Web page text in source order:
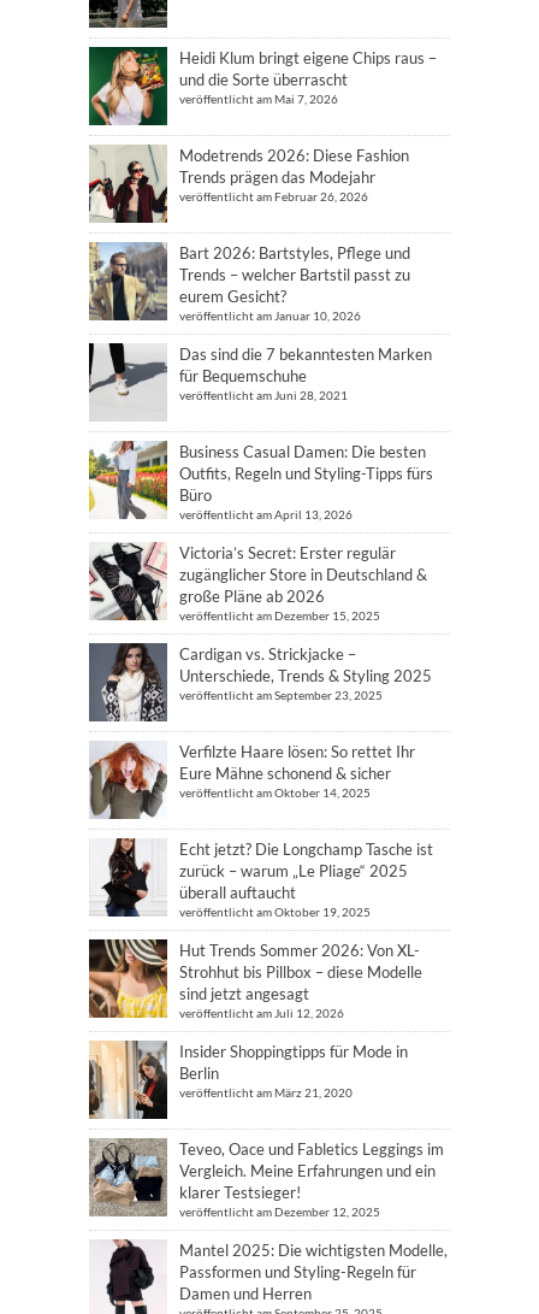
Heidi Klum bringt eigene Chips raus –
und die Sorte überrascht
veröffentlicht am Mai 7, 2026
Modetrends 2026: Diese Fashion
Trends prägen das Modejahr
veröffentlicht am Februar 26, 2026
Bart 2026: Bartstyles, Pflege und
Trends – welcher Bartstil passt zu
eurem Gesicht?
veröffentlicht am Januar 10, 2026
Das sind die 7 bekanntesten Marken
für Bequemschuhe
veröffentlicht am Juni 28, 2021
Business Casual Damen: Die besten
Outfits, Regeln und Styling-Tipps fürs
Büro
veröffentlicht am April 13, 2026
Victoria’s Secret: Erster regulär
zugänglicher Store in Deutschland &
große Pläne ab 2026
veröffentlicht am Dezember 15, 2025
Cardigan vs. Strickjacke –
Unterschiede, Trends & Styling 2025
veröffentlicht am September 23, 2025
Verfilzte Haare lösen: So rettet Ihr
Eure Mähne schonend & sicher
veröffentlicht am Oktober 14, 2025
Echt jetzt? Die Longchamp Tasche ist
zurück – warum „Le Pliage“ 2025
überall auftaucht
veröffentlicht am Oktober 19, 2025
Hut Trends Sommer 2026: Von XL-
Strohhut bis Pillbox – diese Modelle
sind jetzt angesagt
veröffentlicht am Juli 12, 2026
Insider Shoppingtipps für Mode in
Berlin
veröffentlicht am März 21, 2020
Teveo, Oace und Fabletics Leggings im
Vergleich. Meine Erfahrungen und ein
klarer Testsieger!
veröffentlicht am Dezember 12, 2025
Mantel 2025: Die wichtigsten Modelle,
Passformen und Styling-Regeln für
Damen und Herren